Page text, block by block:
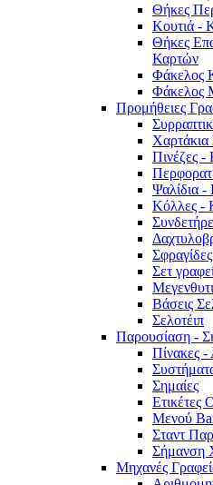
Θήκες
Κουτιά -
Θήκες
Καρτών
Φάκελος
Φάκελος
Προμήθειες
Πινέζες -
Ψαλίδια -
Κόλλες -
Σετ
Βάσεις
Σελοτέιπ
Παρουσίαση -
Πίνακες
Σημαίες
Ετικέτες
Μενού
Σταντ
Σήμανση
Μηχανές